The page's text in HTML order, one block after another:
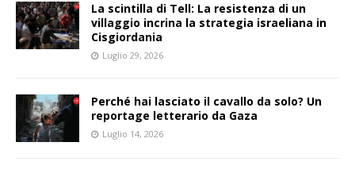
La scintilla di Tell: La resistenza di un
villaggio incrina la strategia israeliana in
Cisgiordania
Luglio 29, 2026
Perché hai lasciato il cavallo da solo? Un
reportage letterario da Gaza
Luglio 14, 2026